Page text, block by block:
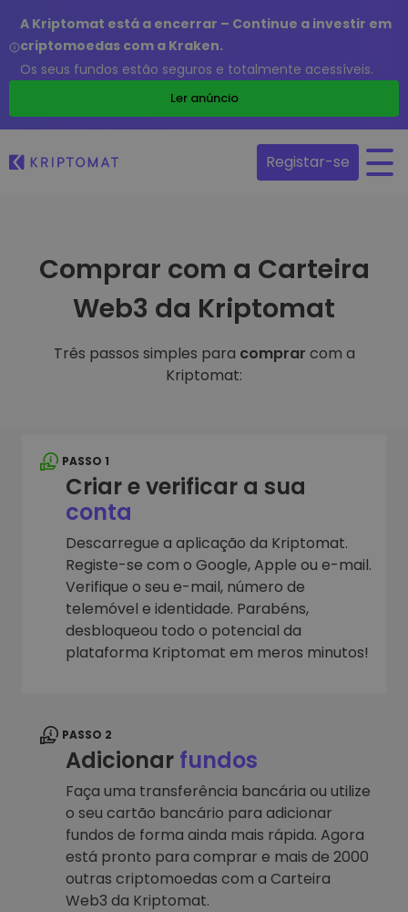
A Kriptomat está a encerrar – Continue a investir em
criptomoedas com a Kraken.
Os seus fundos estão seguros e totalmente acessíveis.
Ler anúncio
Registar-se
Comprar com a Carteira
Web3 da Kriptomat
Três passos simples para comprar com a
Kriptomat:
PASSO 1
Criar e verificar a sua
conta
Descarregue a aplicação da Kriptomat.
Registe-se com o Google, Apple ou e-mail.
Verifique o seu e-mail, número de
telemóvel e identidade. Parabéns,
desbloqueou todo o potencial da
plataforma Kriptomat em meros minutos!
PASSO 2
Adicionar fundos
Faça uma transferência bancária ou utilize
o seu cartão bancário para adicionar
fundos de forma ainda mais rápida. Agora
está pronto para comprar e mais de 2000
outras criptomoedas com a Carteira
Web3 da Kriptomat.